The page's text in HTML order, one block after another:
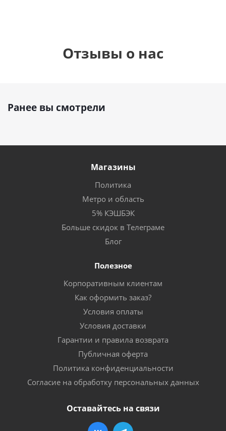
Отзывы о нас
Ранее вы смотрели
Магазины
Политика
Метро и область
5% КЭШБЭК
Больше скидок в Телеграме
Блог
Полезное
Корпоративным клиентам
Как оформить заказ?
Условия оплаты
Условия доставки
Гарантии и правила возврата
Публичная оферта
Политика конфиденциальности
Согласие на обработку персональных данных
Оставайтесь на связи